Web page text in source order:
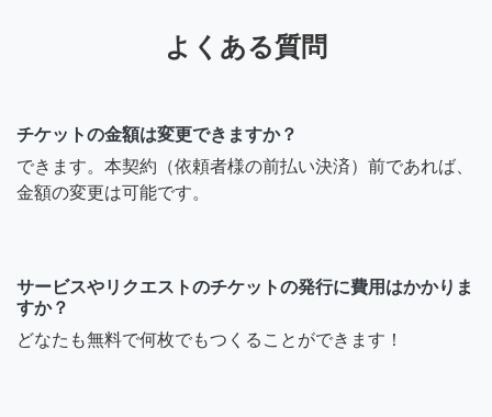
よくある質問
チケットの金額は変更できますか？
できます。本契約（依頼者様の前払い決済）前であれば、
金額の変更は可能です。
サービスやリクエストのチケットの発行に費用はかかりま
すか？
どなたも無料で何枚でもつくることができます！